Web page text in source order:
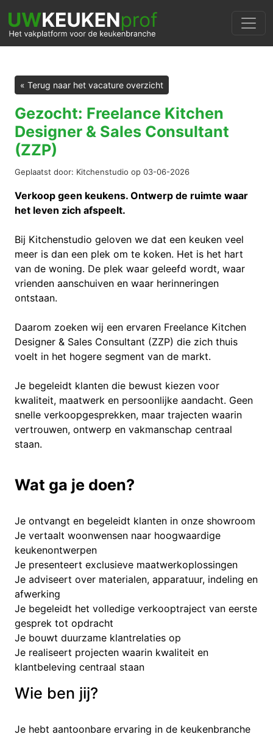
« Terug naar het vacature overzicht
Gezocht: Freelance Kitchen
Designer & Sales Consultant
(ZZP)
Geplaatst door: Kitchenstudio op 03-06-2026
Verkoop geen keukens. Ontwerp de ruimte waar
het leven zich afspeelt.
Bij Kitchenstudio geloven we dat een keuken veel
meer is dan een plek om te koken. Het is het hart
van de woning. De plek waar geleefd wordt, waar
vrienden aanschuiven en waar herinneringen
ontstaan.
Daarom zoeken wij een ervaren Freelance Kitchen
Designer & Sales Consultant (ZZP) die zich thuis
voelt in het hogere segment van de markt.
Je begeleidt klanten die bewust kiezen voor
kwaliteit, maatwerk en persoonlijke aandacht. Geen
snelle verkoopgesprekken, maar trajecten waarin
vertrouwen, ontwerp en vakmanschap centraal
staan.
Wat ga je doen?
Je ontvangt en begeleidt klanten in onze showroom
Je vertaalt woonwensen naar hoogwaardige
keukenontwerpen
Je presenteert exclusieve maatwerkoplossingen
Je adviseert over materialen, apparatuur, indeling en
afwerking
Je begeleidt het volledige verkooptraject van eerste
gesprek tot opdracht
Je bouwt duurzame klantrelaties op
Je realiseert projecten waarin kwaliteit en
klantbeleving centraal staan
Wie ben jij?
Je hebt aantoonbare ervaring in de keukenbranche